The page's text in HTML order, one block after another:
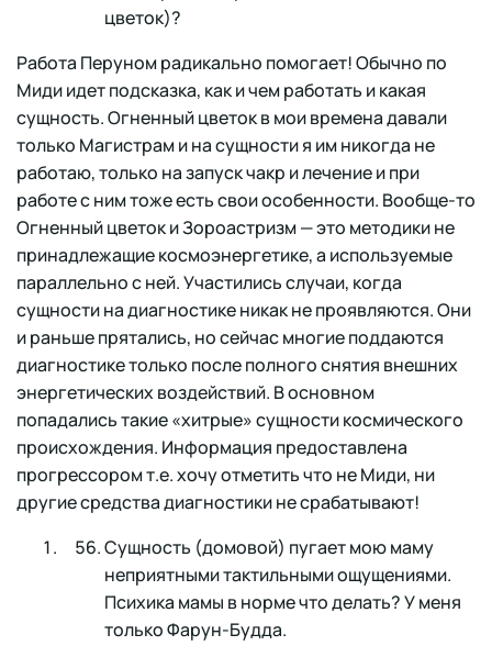
цветок)?
Работа Перуном радикально помогает! Обычно по
Миди идет подсказка, как и чем работать и какая
сущность. Огненный цветок в мои времена давали
только Магистрам и на сущности я им никогда не
работаю, только на запуск чакр и лечение и при
работе с ним тоже есть свои особенности. Вообще-то
Огненный цветок и Зороастризм — это методики не
принадлежащие космоэнергетике, а используемые
параллельно с ней. Участились случаи, когда
сущности на диагностике никак не проявляются. Они
и раньше прятались, но сейчас многие поддаются
диагностике только после полного снятия внешних
энергетических воздействий. В основном
попадались такие «хитрые» сущности космического
происхождения. Информация предоставлена
прогрессором т.е. хочу отметить что не Миди, ни
другие средства диагностики не срабатывают!
Сущность (домовой) пугает мою маму
неприятными тактильными ощущениями.
Психика мамы в норме что делать? У меня
только Фарун-Будда.